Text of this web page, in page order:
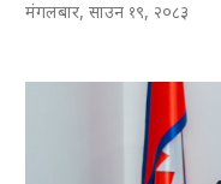
मंगलबार, साउन १९, २०८३